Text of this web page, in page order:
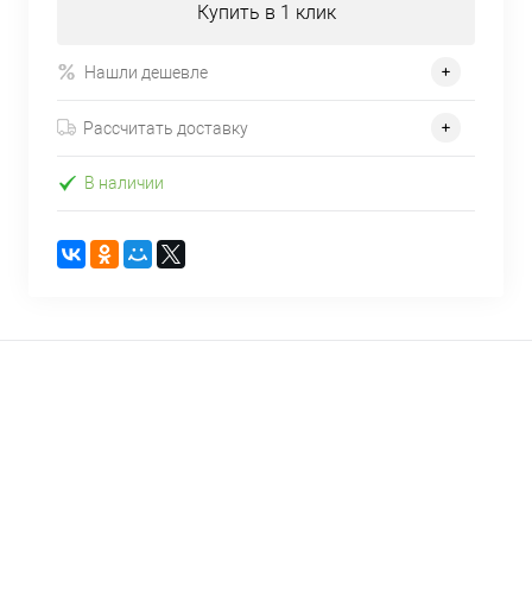
Купить в 1 клик
Нашли дешевле
Рассчитать доставку
В наличии